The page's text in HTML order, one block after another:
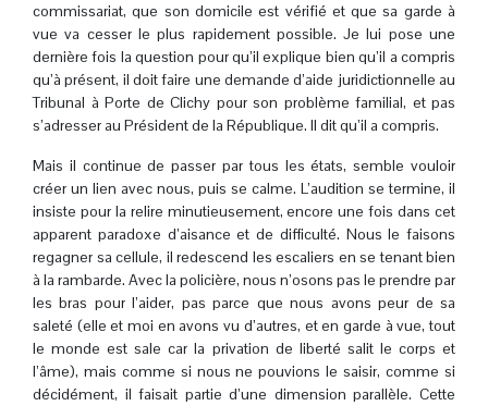
commissariat, que son domicile est vérifié et que sa garde à
vue va cesser le plus rapidement possible. Je lui pose une
dernière fois la question pour qu’il explique bien qu’il a compris
qu’à présent, il doit faire une demande d’aide juridictionnelle au
Tribunal à Porte de Clichy pour son problème familial, et pas
s’adresser au Président de la République. Il dit qu’il a compris.
Mais il continue de passer par tous les états, semble vouloir
créer un lien avec nous, puis se calme. L’audition se termine, il
insiste pour la relire minutieusement, encore une fois dans cet
apparent paradoxe d’aisance et de difficulté. Nous le faisons
regagner sa cellule, il redescend les escaliers en se tenant bien
à la rambarde. Avec la policière, nous n’osons pas le prendre par
les bras pour l’aider, pas parce que nous avons peur de sa
saleté (elle et moi en avons vu d’autres, et en garde à vue, tout
le monde est sale car la privation de liberté salit le corps et
l’âme), mais comme si nous ne pouvions le saisir, comme si
décidément, il faisait partie d’une dimension parallèle. Cette